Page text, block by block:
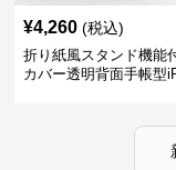
¥4,260 (税込)
折り紙風スタンド機能
カバー透明背面手帳型